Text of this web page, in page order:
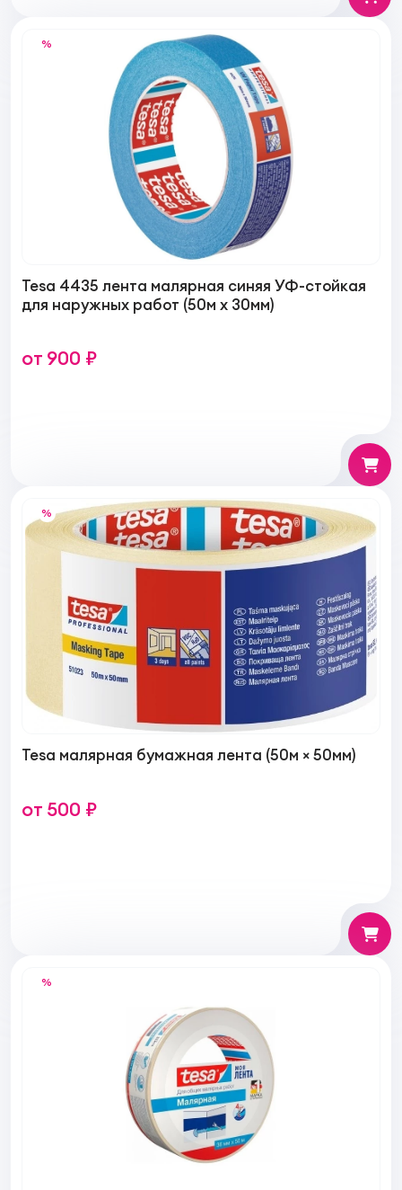
%
Tesa 4435 лента малярная синяя УФ-стойкая
для наружных работ (50м х 30мм)
от 900 ₽
%
Tesa малярная бумажная лента (50м × 50мм)
от 500 ₽
%